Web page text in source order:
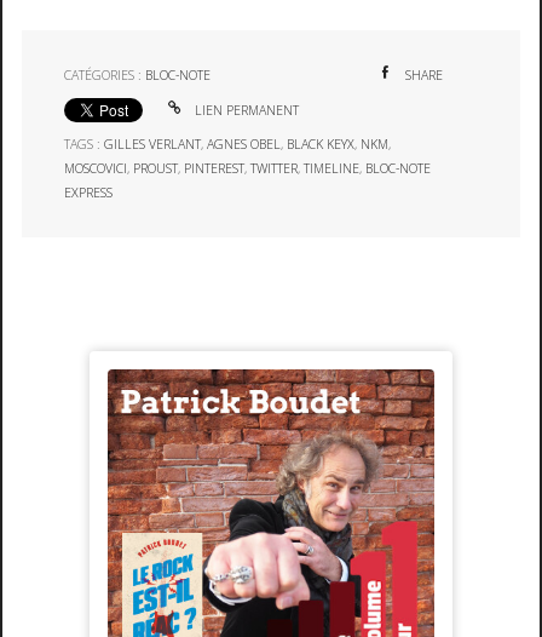
CATÉGORIES : BLOC-NOTE SHARE
LIEN PERMANENT
TAGS :GILLES VERLANT,AGNES OBEL, BLACK KEYX, NKM,
MOSCOVICI, PROUST, PINTEREST,TWITTER,TIMELINE, BLOC-NOTE
EXPRESS